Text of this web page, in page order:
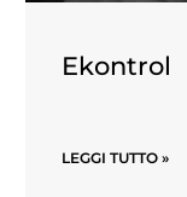
Ekontrol
LEGGI TUTTO »